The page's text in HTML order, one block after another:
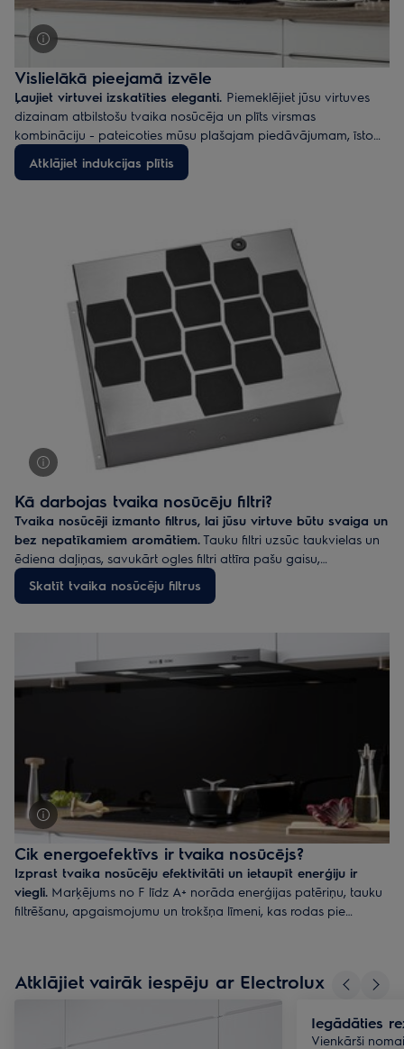
Vislielākā pieejamā izvēle
Ļaujiet virtuvei izskatīties eleganti. Piemeklējiet jūsu virtuves
dizainam atbilstošu tvaika nosūcēja un plīts virsmas
kombināciju - pateicoties mūsu plašajam piedāvājumam, īsto
atrast ir pavisam vienkārši.
Atklājiet indukcijas plītis
Kā darbojas tvaika nosūcēju filtri?
Tvaika nosūcēji izmanto filtrus, lai jūsu virtuve būtu svaiga un
bez nepatīkamiem aromātiem.Tauku filtri uzsūc taukvielas un
ēdiena daļiņas, savukārt ogles filtri attīra pašu gaisu,
neitralizējot visus aromātus. Dažus filtrus var tīrīt un lietot
atkārtoti. Citi filtri jānomaina, un jūs tos varat iegādāties
Skatīt tvaika nosūcēju filtrus
Cik energoefektīvs ir tvaika nosūcējs?
Izprast tvaika nosūcēju efektivitāti un ietaupīt enerģiju ir
viegli. Marķējums no F līdz A+ norāda enerģijas patēriņu, tauku
filtrēšanu, apgaismojumu un trokšņa līmeni, kas rodas pie
Atklājiet vairāk iespēju ar Electrolux
Iegādāties
Vienkārši